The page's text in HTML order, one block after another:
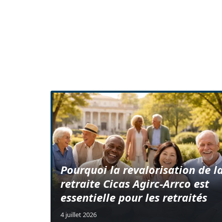
Pourquoi la revalorisation de
retraite Cicas Agirc-Arrco est
essentielle pour les retraités
4 juillet 2026